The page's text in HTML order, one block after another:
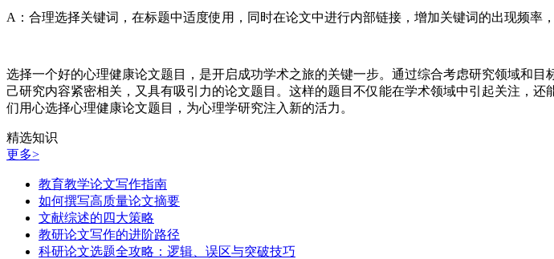
A：合理选择关键词，在标题中适度使用，同时在论文中进行内部链接，增加关键词的出现频率，
选择一个好的心理健康论文题目，是开启成功学术之旅的关键一步。通过综合考虑研究领域和
己研究内容紧密相关，又具有吸引力的论文题目。这样的题目不仅能在学术领域中引起关注，
们用心选择心理健康论文题目，为心理学研究注入新的活力。
精选知识
更多>
教育教学论文写作指南
如何撰写高质量论文摘要
文献综述的四大策略
教研论文写作的进阶路径
科研论文选题全攻略：逻辑、误区与突破技巧